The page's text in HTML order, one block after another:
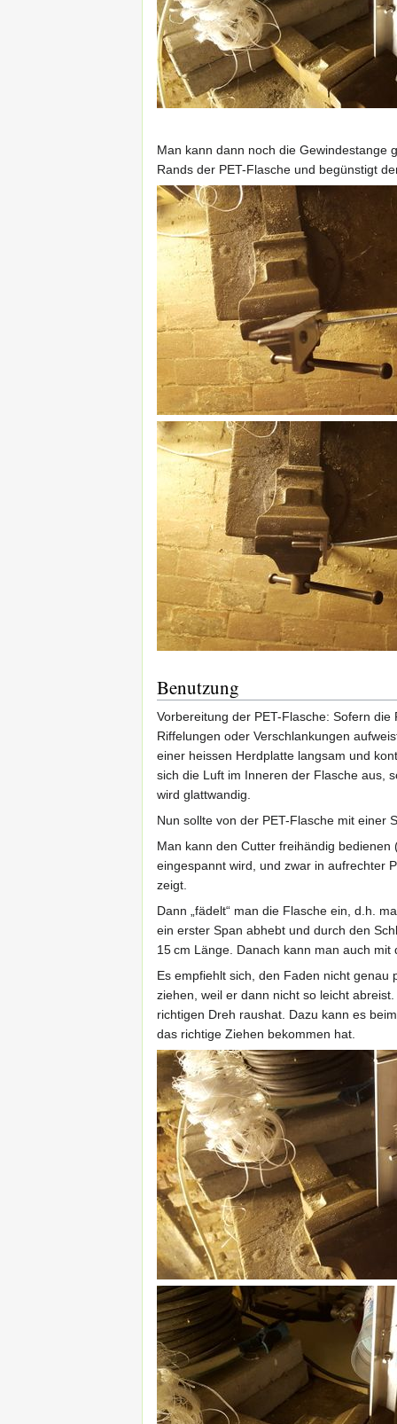
Man kann dann noch die Gewindestange
Rands der PET-Flasche und begünstigt
Benutzung
Vorbereitung der PET-Flasche: Sofern
Riffelungen oder Verschlankungen
einer heissen Herdplatte langsam und
sich die Luft im Inneren der Flasche aus,
wird glattwandig.
Nun sollte von der PET-Flasche mit einer
Man kann den Cutter freihändig
eingespannt wird, und zwar in aufrechter
zeigt.
Dann „fädelt“ man die Flasche ein, d.h.
ein erster Span abhebt und durch den
15 cm Länge. Danach kann man auch mit
Es empfiehlt sich, den Faden nicht genau
ziehen, weil er dann nicht so leicht
richtigen Dreh raushat. Dazu kann es
das richtige Ziehen bekommen hat.